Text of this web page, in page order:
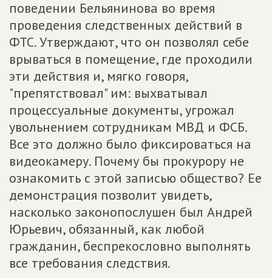
поведении Бельянинова во время
проведения следственных действий в
ФТС. Утверждают, что он позволял себе
врываться в помещение, где проходили
эти действия и, мягко говоря,
"препятствовал" им: выхватывал
процессуальные документы, угрожал
увольнением сотрудникам МВД и ФСБ.
Все это должно было фиксироваться на
видеокамеру. Почему бы прокурору не
ознакомить с этой записью общество? Ее
демонстрация позволит увидеть,
насколько законопослушен был Андрей
Юрьевич, обязанный, как любой
гражданин, беспрекословно выполнять
все требования следствия.